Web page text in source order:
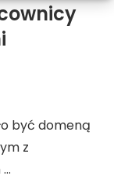
być domeną
z